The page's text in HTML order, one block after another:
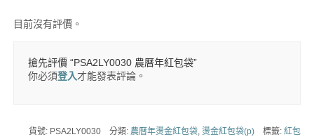
目前沒有評價。
搶先評價 “PSA2LY0030 農曆年紅包袋”
你必須登入才能發表評論。
貨號: PSA2LY0030 分類: 農曆年燙金紅包袋 ,燙金紅包袋(p) 標籤:紅包